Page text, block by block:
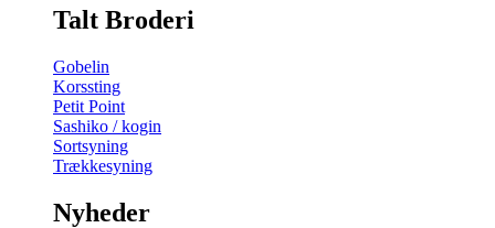
Talt Broderi
Gobelin
Korssting
Petit Point
Sashiko / kogin
Sortsyning
Trækkesyning
Nyheder